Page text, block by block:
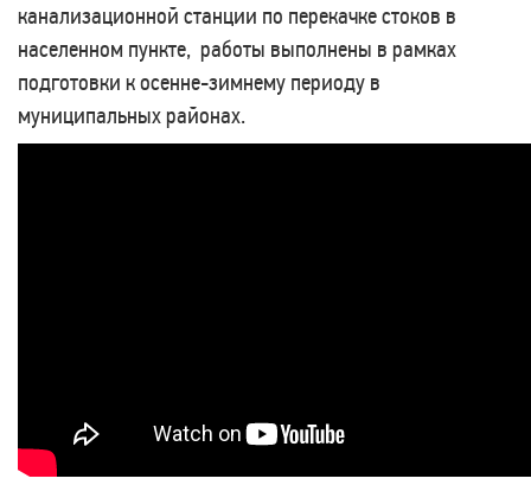
канализационной станции по перекачке стоков в
населенном пункте, работы выполнены в рамках
подготовки к осенне-зимнему периоду в
муниципальных районах.